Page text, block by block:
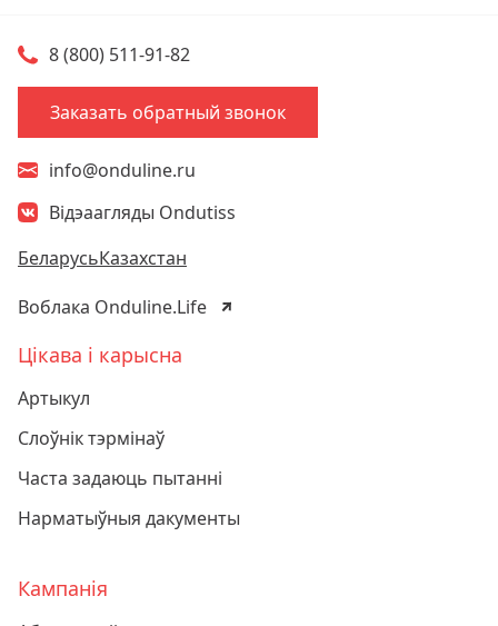
8 (800) 511-91-82
Заказать обратный звонок
info@onduline.ru
Відэаагляды Ondutiss
БеларусьКазахстан
Воблака Onduline.Life
Цікава і карысна
Артыкул
Слоўнік тэрмінаў
Часта задаюць пытанні
Нарматыўныя дакументы
Кампанія